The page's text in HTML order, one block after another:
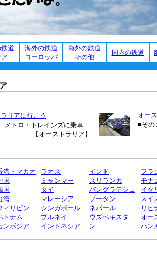
道
海外の鉄道
ヨーロッパ
海外の鉄道
その他
国内の鉄道
リアに行こう
トロ・トレインズに乗車
【オーストラリア】
オー
■そ
港・マカオ
国
国
湾
ィリピン
トナム
ンボジア
ラオス
ミャンマー
タイ
マレーシア
シンガポール
ブルネイ
インドネシア
インド
スリランカ
バングラデシュ
ブータン
ネパール
ウズベキスタ
ン
フラ
モナ
イタ
スイ
リヒ
オー
ハン